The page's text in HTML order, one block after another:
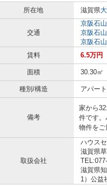
所在地
滋賀県
交通
京阪石
京阪石
京阪石
賃料
6.5万円
面積 30.30㎡
種別/構造 アパー
備考
家から
件です
物件をご
取扱会社
ハウス
滋賀県
滋賀県
1）公